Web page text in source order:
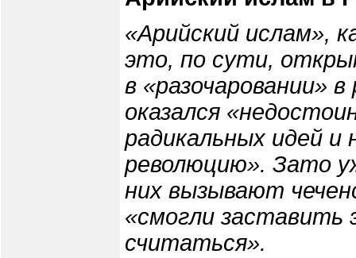
«Арийский ислам»,
это, по сути,
в «разочаровании»
оказался
радикальных идей и
революцию». Зато
них вызывают
«смогли заставить
считаться».